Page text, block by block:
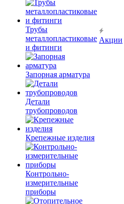
Трубы
металлопластиковые
и фитинги
Запорная арматура
Детали
трубопроводов
Крепежные изделия
Контрольно-
измерительные
приборы
Акции